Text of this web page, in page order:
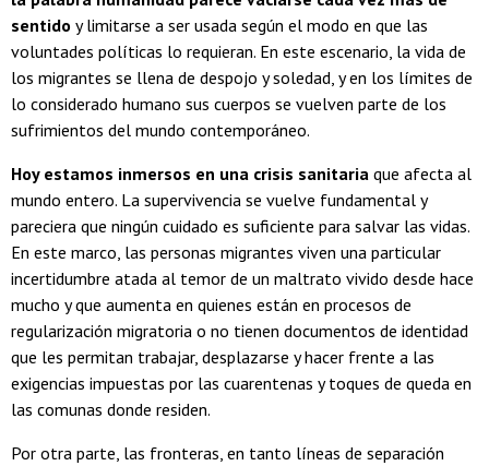
sentido y limitarse a ser usada según el modo en que las
voluntades políticas lo requieran. En este escenario, la vida de
los migrantes se llena de despojo y soledad, y en los límites de
lo considerado humano sus cuerpos se vuelven parte de los
sufrimientos del mundo contemporáneo.
Hoy estamos inmersos en una crisis sanitaria que afecta al
mundo entero. La supervivencia se vuelve fundamental y
pareciera que ningún cuidado es suficiente para salvar las vidas.
En este marco, las personas migrantes viven una particular
incertidumbre atada al temor de un maltrato vivido desde hace
mucho y que aumenta en quienes están en procesos de
regularización migratoria o no tienen documentos de identidad
que les permitan trabajar, desplazarse y hacer frente a las
exigencias impuestas por las cuarentenas y toques de queda en
las comunas donde residen.
Por otra parte, las fronteras, en tanto líneas de separación